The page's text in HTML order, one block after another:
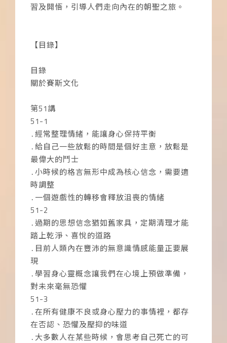
習及開悟，引導人們走向內在的朝聖之旅。
【目錄】
目錄
關於賽斯文化
第51講
51-1
․經常整理情緒，能讓身心保持平衡
․給自己一些放鬆的時間是個好主意，放鬆是
最偉大的鬥士
․小時候的格言無形中成為核心信念，需要適
時調整
․一個遊戲性的轉移會釋放沮喪的情緒
51-2
․過期的思想信念猶如舊家具，定期清理才能
踏上乾淨、喜悅的道路
․目前人類內在豐沛的無意識情感能量正要展
現
․學習身心靈概念讓我們在心境上預做準備，
對未來毫無恐懼
51-3
․在所有健康不良或身心壓力的事情裡，都存
在否認、恐懼及壓抑的味道
․大多數人在某些時候，會思考自己死亡的可